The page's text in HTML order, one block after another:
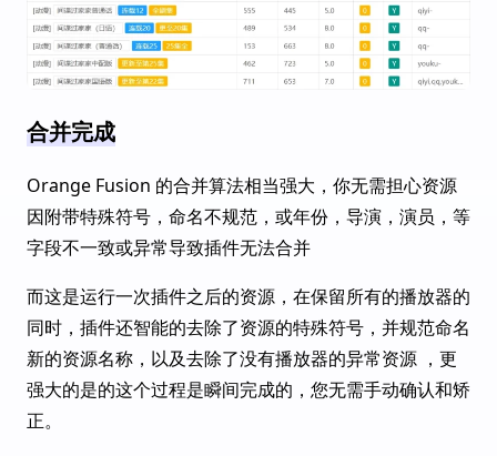
合并完成
Orange Fusion 的合并算法相当强大，你无需担心资源
因附带特殊符号，命名不规范，或年份，导演，演员，等
字段不一致或异常导致插件无法合并
而这是运行一次插件之后的资源，在保留所有的播放器的
同时，插件还智能的去除了资源的特殊符号，并规范命名
新的资源名称，以及去除了没有播放器的异常资源 ，更
强大的是的这个过程是瞬间完成的，您无需手动确认和矫
正。